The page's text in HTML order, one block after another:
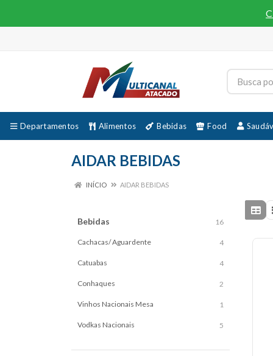
Departamentos Alimentos Bebidas Food
AIDAR BEBIDAS
INÍCIO AIDAR BEBIDAS
Bebidas 16
Cachacas/ Aguardente 4
Catuabas 4
Conhaques 2
Vinhos Nacionais Mesa 1
Vodkas Nacionais 5